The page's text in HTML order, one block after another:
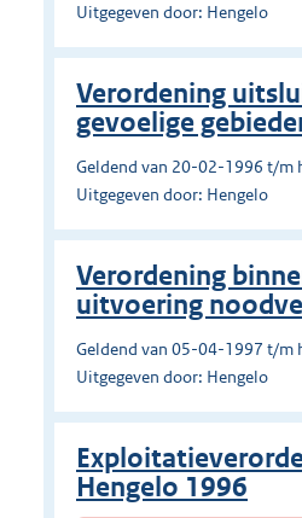
Uitgegeven door: Hengelo
Verordening
gevoelige
Geldend van 20-02-1996 t/m
Uitgegeven door: Hengelo
Verordening
uitvoering
Geldend van 05-04-1997 t/m
Uitgegeven door: Hengelo
Hengelo 1996